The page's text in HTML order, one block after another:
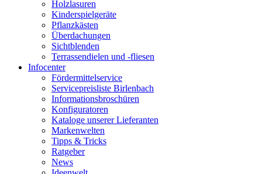
Holzlasuren
Kinderspielgeräte
Pflanzkästen
Überdachungen
Sichtblenden
Terrassendielen und -fliesen
Infocenter
Fördermittelservice
Servicepreisliste Birlenbach
Informationsbroschüren
Konfiguratoren
Kataloge unserer Lieferanten
Markenwelten
Tipps & Tricks
Ratgeber
News